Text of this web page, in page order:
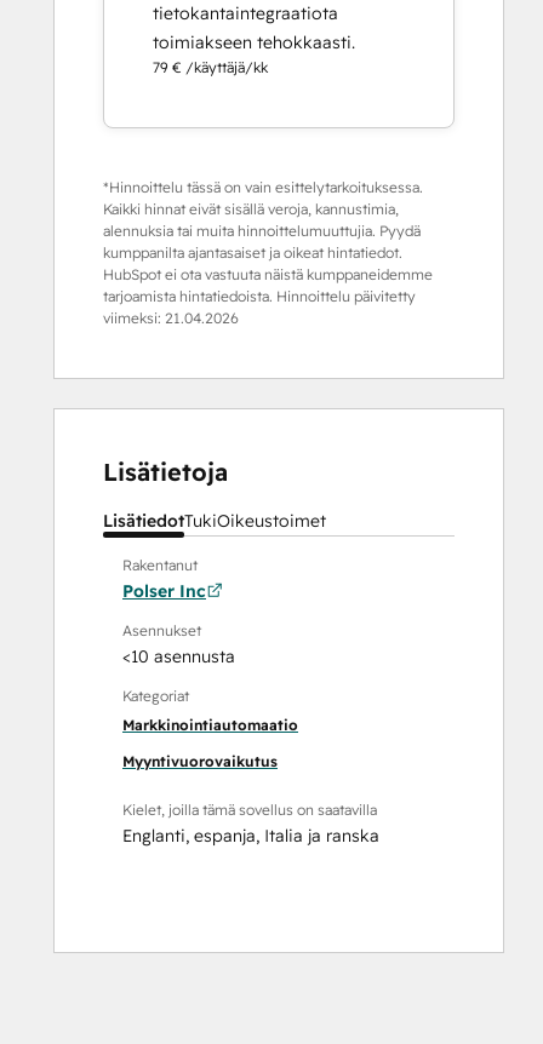
tietokantaintegraatiota
toimiakseen tehokkaasti.
79 € /käyttäjä/kk
*Hinnoittelu tässä on vain esittelytarkoituksessa.
Kaikki hinnat eivät sisällä veroja, kannustimia,
alennuksia tai muita hinnoittelumuuttujia. Pyydä
kumppanilta ajantasaiset ja oikeat hintatiedot.
HubSpot ei ota vastuuta näistä kumppaneidemme
tarjoamista hintatiedoista. Hinnoittelu päivitetty
viimeksi: 21.04.2026
Lisätietoja
LisätiedotTukiOikeustoimet
Rakentanut
Polser Inc
Asennukset
<10 asennusta
Kategoriat
Markkinointiautomaatio
Myyntivuorovaikutus
Kielet, joilla tämä sovellus on saatavilla
Englanti, espanja, Italia ja ranska